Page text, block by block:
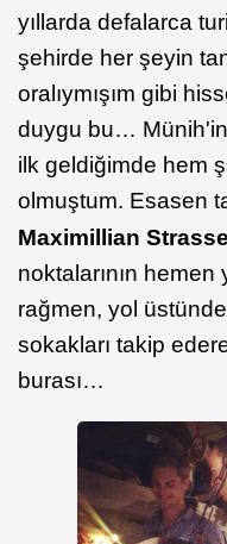
yıllarda defalarca
şehirde her şeyin
oralıymışım gibi
duygu bu…
ilk geldiğimde hem
olmuştum. Esasen
Maximillian Strasse
noktalarının hemen
rağmen, yol
sokakları takip
burası…